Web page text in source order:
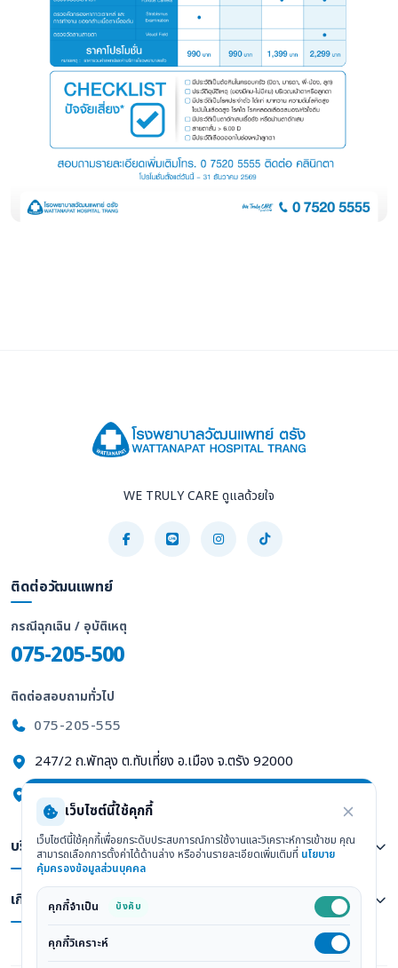
WE TRULY CARE ดูแลด้วยใจ
ติดต่อวัฒนแพทย์
กรณีฉุกเฉิน / อุบัติเหตุ
075-205-500
ติดต่อสอบถามทั่วไป
075-205-555
247/2 ถ.พัทลุง ต.ทับเที่ยง อ.เมือง จ.ตรัง 92000
ดูแผนที่ Google Maps
บริการทางการแพทย์
เกี่ยวกับเรา
เว็บไซต์นี้ใช้คุกกี้
เว็บไซต์นี้ใช้คุกกี้เพื่อยกระดับประสบการณ์การใช้งานและวิเคราะห์การเข้าชม คุณ
สามารถเลือกการตั้งค่าได้ด้านล่าง หรืออ่านรายละเอียดเพิ่มเติมที่ นโยบาย
คุ้มครองข้อมูลส่วนบุคคล
คุกกี้จำเป็น บังคับ
คุกกี้วิเคราะห์